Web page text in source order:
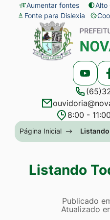
Seção
de
atalhos
acessibilidade
Ir
para
conteúdo
menu
[alt+2]
para
Aumentar fontes Alto
Fonte para Dislexia
Seção
menu
a
Rede
8:00 -
Seção
do
principal
Página Inicial
Listando
Página
Informações
Publicado
Atualizado